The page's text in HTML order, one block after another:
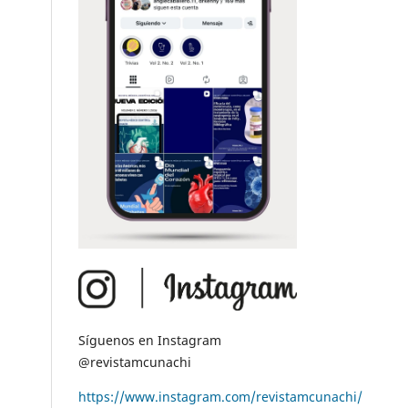
Síguenos en Instagram
@revistamcunachi
https://www.instagram.com/revistamcunachi/